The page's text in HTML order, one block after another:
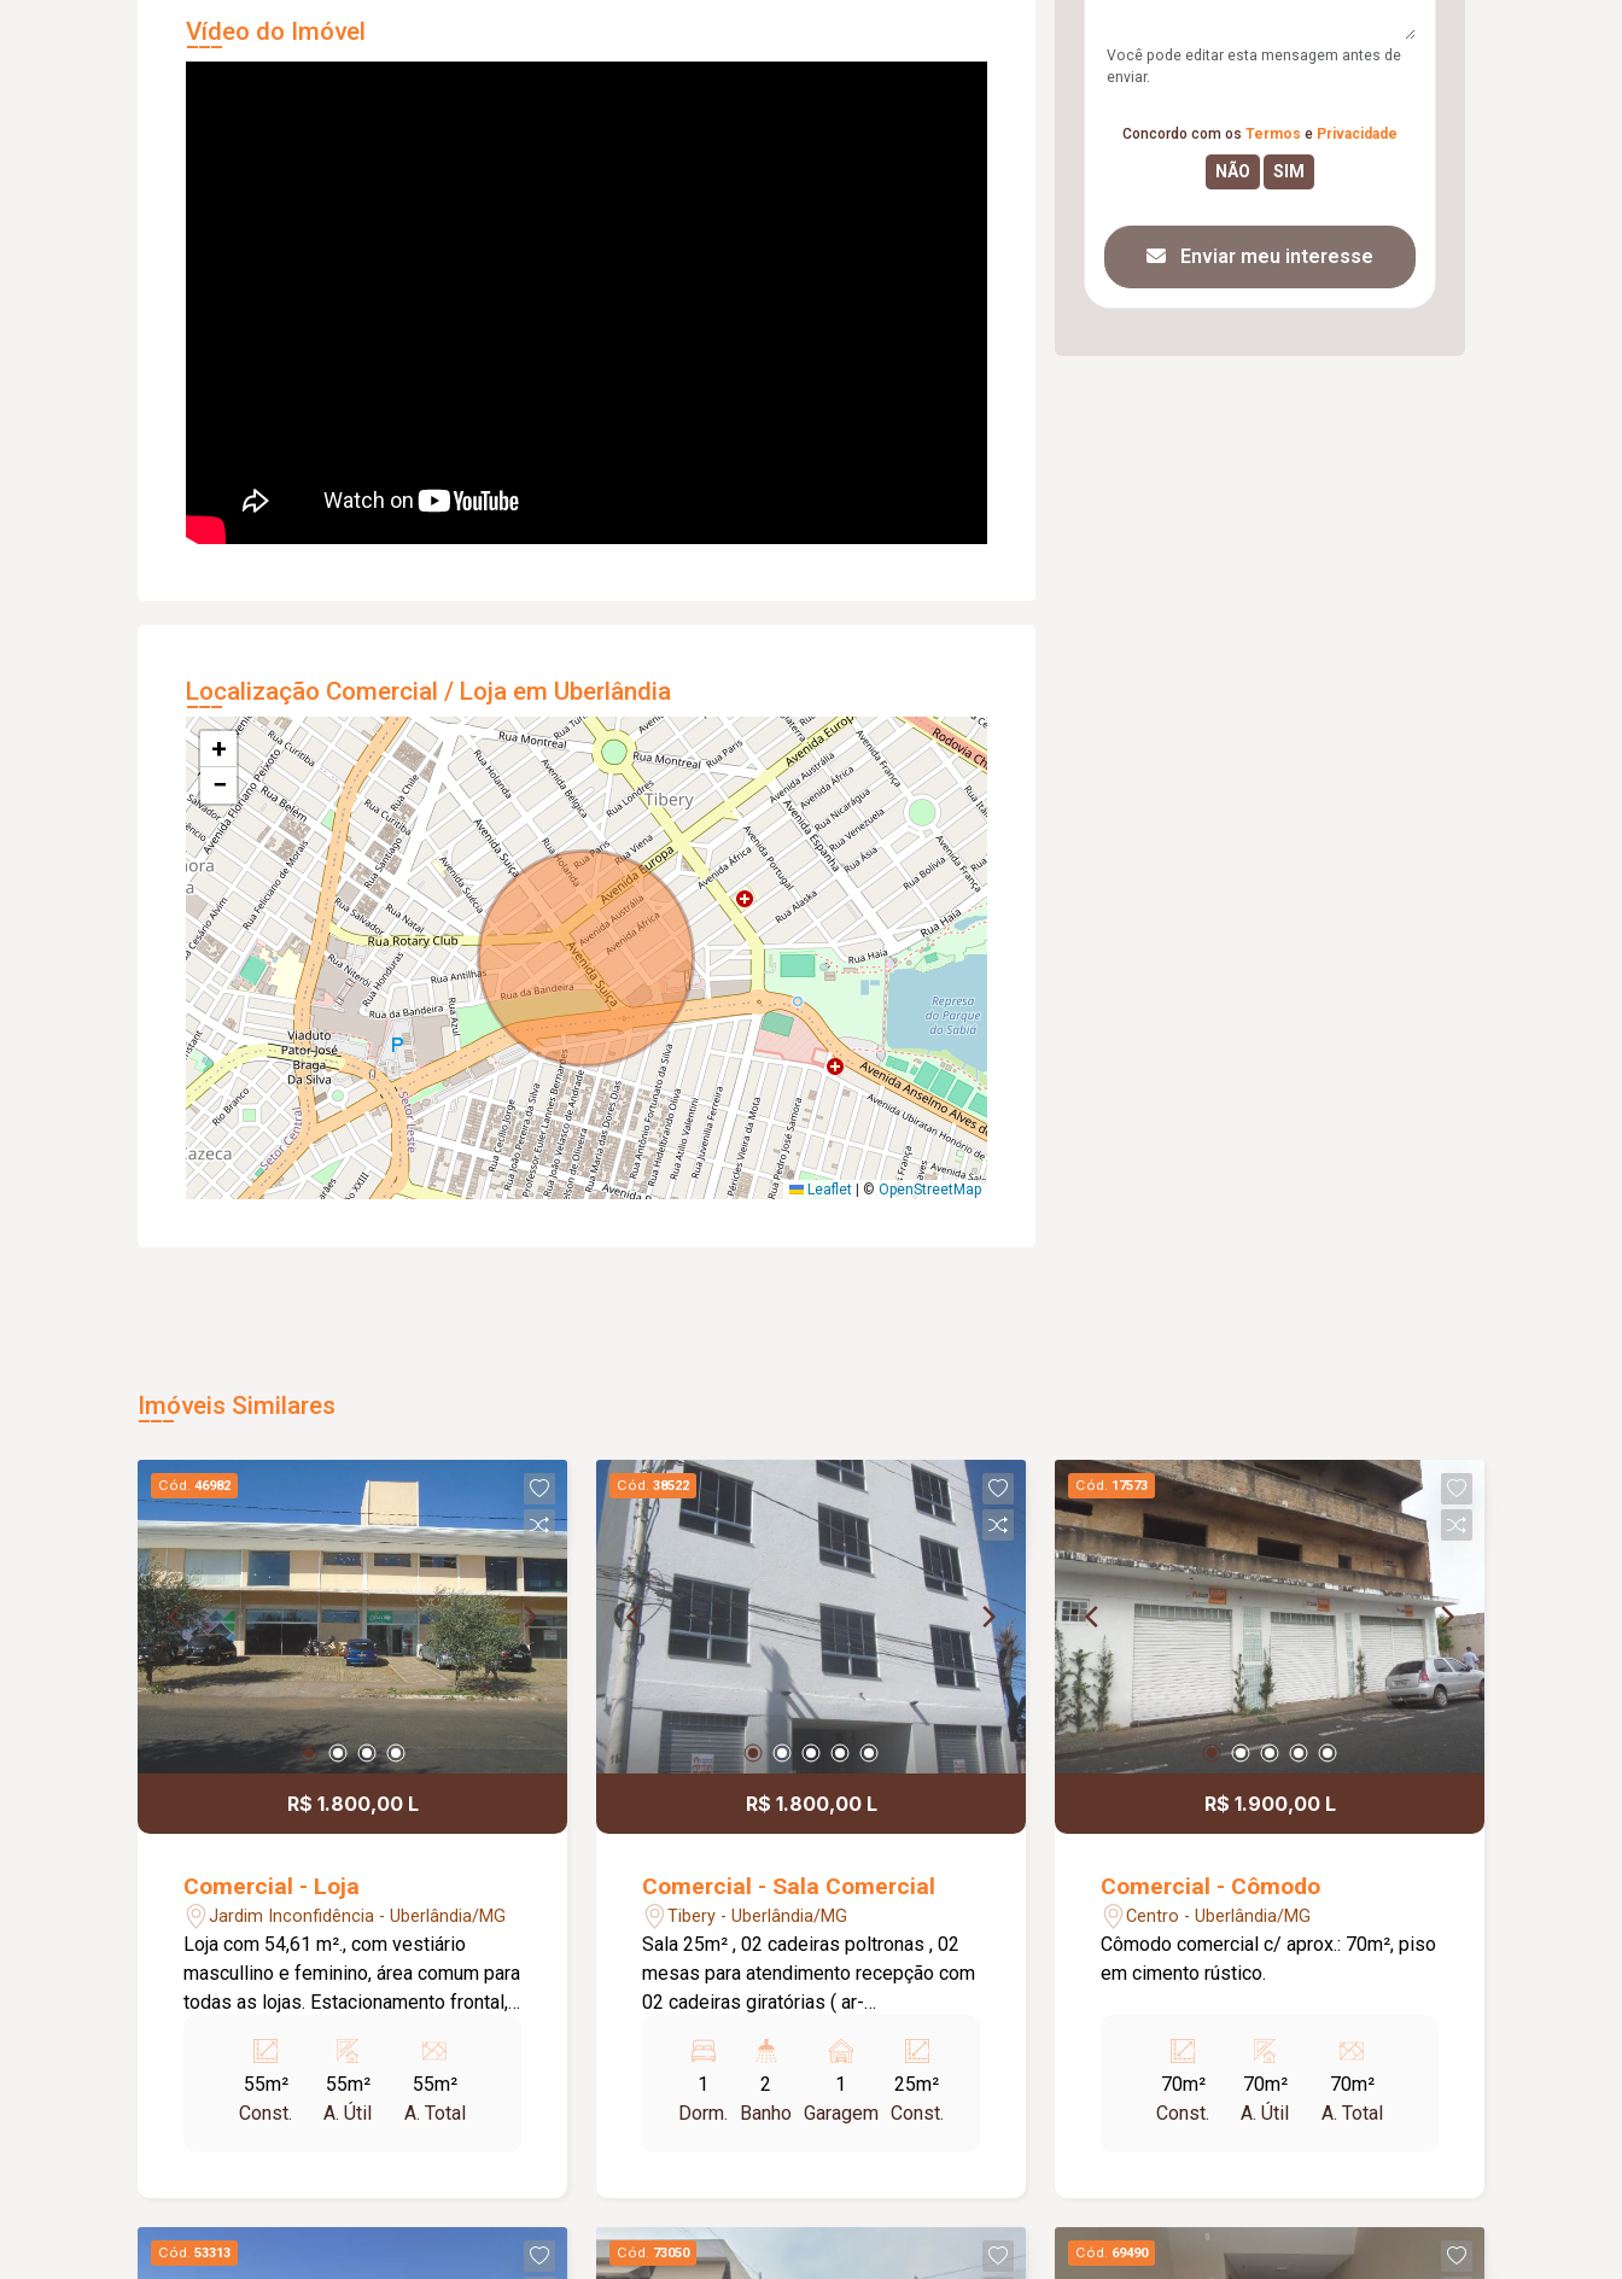
Vídeo do Imóvel
Localização Comercial / Loja em Uberlândia
+
−
Leaflet © OpenStreetMap
Você pode editar esta mensagem antes de
enviar.
Concordo com os Termos e Privacidade
Enviar meu interesse
Imóveis Similares
Cód. 46982
R$ 1.800,00 L
Comercial - Loja
Jardim Inconfidência - Uberlândia/MG
Loja com 54,61 m²., com vestiário
mascullino e feminino, área comum para
todas as lojas. Estacionamento frontal,
condomínio em forma de rateio
55m²
Const.
55m²
A. Útil
55m²
A. Total
Cód. 38522
R$ 1.800,00 L
Comercial - Sala Comercial
Tibery - Uberlândia/MG
Sala 25m² , 02 cadeiras poltronas , 02
mesas para atendimento recepção com
02 cadeiras giratórias ( ar-
cadeira tipo presidente , armarinho de
canto. Banheiro social no andar.
Condomínio incluso água + Internet e
elevador com acessibilidade.
1
Dorm.
2
Banho
1
Garagem
25m²
Const.
Cód. 17573
R$ 1.900,00 L
Comercial - Cômodo
Centro - Uberlândia/MG
Cômodo comercial c/ aprox.: 70m², piso
em cimento rústico.
70m²
Const.
70m²
A. Útil
70m²
A. Total
Cód. 53313 Cód. 73050 Cód. 69490